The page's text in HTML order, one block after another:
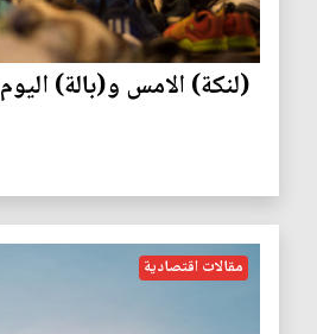
(لنكة) الامس و(بالة) اليوم
مقالات اقتصادية